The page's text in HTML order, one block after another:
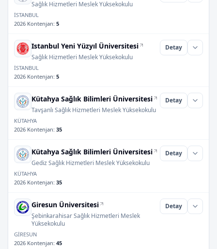
Sağlık Hizmetleri Meslek Yüksekokulu
İSTANBUL
2026 Kontenjan: 5
Istanbul Yeni Yüzyıl Üniversitesi
Sağlık Hizmetleri Meslek Yüksekokulu
Detay
İSTANBUL
2026 Kontenjan: 5
Kütahya Sağlık Bilimleri Üniversitesi
Tavşanlı Sağlık Hizmetleri Meslek Yüksekokulu
Detay
KÜTAHYA
2026 Kontenjan: 35
Kütahya Sağlık Bilimleri Üniversitesi
Gediz Sağlık Hizmetleri Meslek Yüksekokulu
Detay
KÜTAHYA
2026 Kontenjan: 35
Giresun Üniversitesi
Şebinkarahisar Sağlık Hizmetleri Meslek
Yüksekokulu
Detay
GİRESUN
2026 Kontenjan: 45